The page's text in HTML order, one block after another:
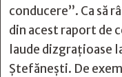
conducere”. Ca să
din acest raport de
laude dizgrațioase
Ștefănești. De